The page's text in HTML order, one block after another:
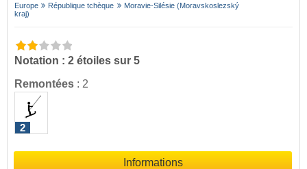
Europe République tchèque
Moravie-Silésie (Moravskoslezský
kraj)
Notation : 2 étoiles sur 5
Remontées : 2
2
Informations